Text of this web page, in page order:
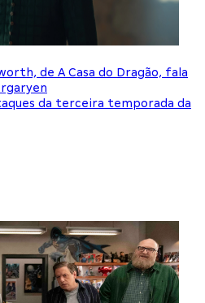
de A Casa do Dragão, fala
da terceira temporada da